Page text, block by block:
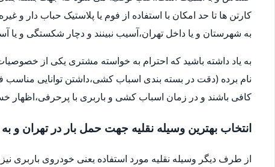
کارتن ها تا حد امکان با استفاده از فوم یا پلاستیک حباب
به شهرستان و یا داخل تهران،آسیب نبینند و دچار شکستگی و
به یاد داشته باشید که احترام به خواسته مشتری یکی از
نام برده (دقت در بسته بندی اسباب کشی،داشتن توانایی
کافی باشند و در زمان اسباب کشی و باربری با
انتخاب بهترین وسیله نقلیه جهت حمل بار در تهران و
از طرف دیگر وسیله نقلیه مورد استفاده یعنی خودروی باربری